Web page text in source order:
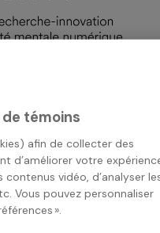
menutémoins
afin de collecter des
d’améliorer votre
vidéo, d’analyser
Vous pouvez personnaliser
».